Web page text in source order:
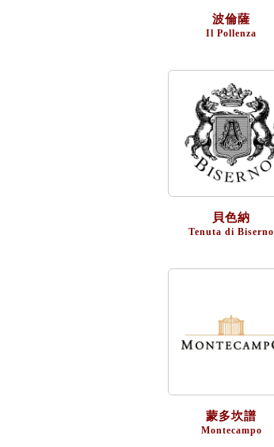
波倫薩
Il Pollenza
貝色納
Tenuta di Biserno
蒙多坎譜
Montecampo